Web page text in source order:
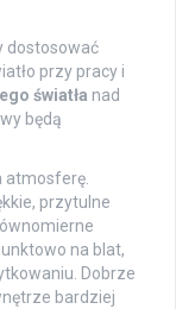
dostosować
przy pracy i
światła nad
będą
atmosferę.
przytulne
na blat,
Dobrze
bardziej